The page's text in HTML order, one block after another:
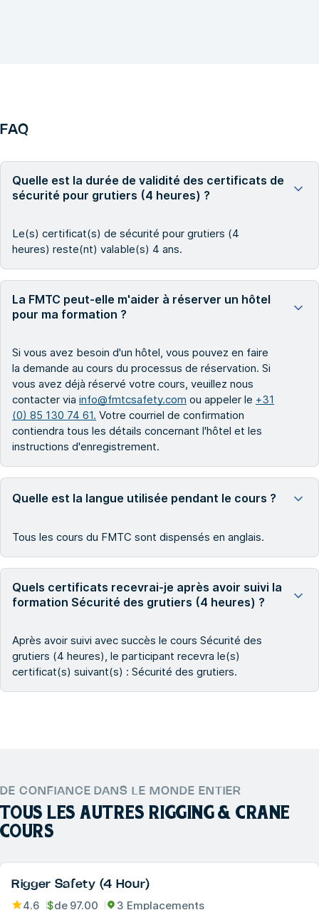
FAQ
Quelle est la durée de validité des certificats de
sécurité pour grutiers (4 heures) ?
Le(s) certificat(s) de sécurité pour grutiers (4
heures) reste(nt) valable(s) 4 ans.
La FMTC peut-elle m'aider à réserver un hôtel
pour ma formation ?
Si vous avez besoin d'un hôtel, vous pouvez en faire
la demande au cours du processus de réservation. Si
vous avez déjà réservé votre cours, veuillez nous
contacter via info@fmtcsafety.com ou appeler le +31
(0) 85 130 74 61. Votre courriel de confirmation
contiendra tous les détails concernant l'hôtel et les
instructions d'enregistrement.
Quelle est la langue utilisée pendant le cours ?
Tous les cours du FMTC sont dispensés en anglais.
Quels certificats recevrai-je après avoir suivi la
formation Sécurité des grutiers (4 heures) ?
Après avoir suivi avec succès le cours Sécurité des
grutiers (4 heures), le participant recevra le(s)
certificat(s) suivant(s) : Sécurité des grutiers.
DE CONFIANCE DANS LE MONDE ENTIER
TOUS LES AUTRES RIGGING & CRANE
COURS
Rigger Safety (4 Hour)
4.6 $de 97.00 3 Emplacements